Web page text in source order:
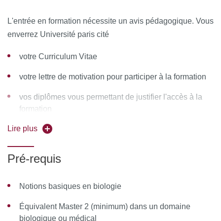
Responsables pédagogiques :
cytométrie
Clémence Granier, spécialisée en immunologie &
en immunobiologie & cytométrie
Membres de la commission pédagogique
cytométrie
Catherine Blanc, spécialisée en biologie & cytométrie
L'entrée en formation nécessite un avis pédagogique. Vous
enverrez Université paris cité
votre Curriculum Vitae
votre lettre de motivation pour participer à la formation
vos diplômes vous permettant de justifier l'accès à la
formation
dépôt de candidature :
C@nditOnLine
(accessible grâce aux
navigateurs Chrome ou Mozilla)
Lire plus
Pré-requis
Notions basiques en biologie
Équivalent Master 2 (minimum) dans un domaine
biologique ou médical